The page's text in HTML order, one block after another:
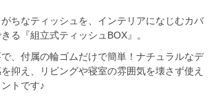
ちなティッシュを、インテリアになじむカバ
る『組立式ティッシュBOX』。
、付属の輪ゴムだけで簡単！ナチュラルなデ
抑え、リビングや寝室の雰囲気を壊さず使え
トです♪